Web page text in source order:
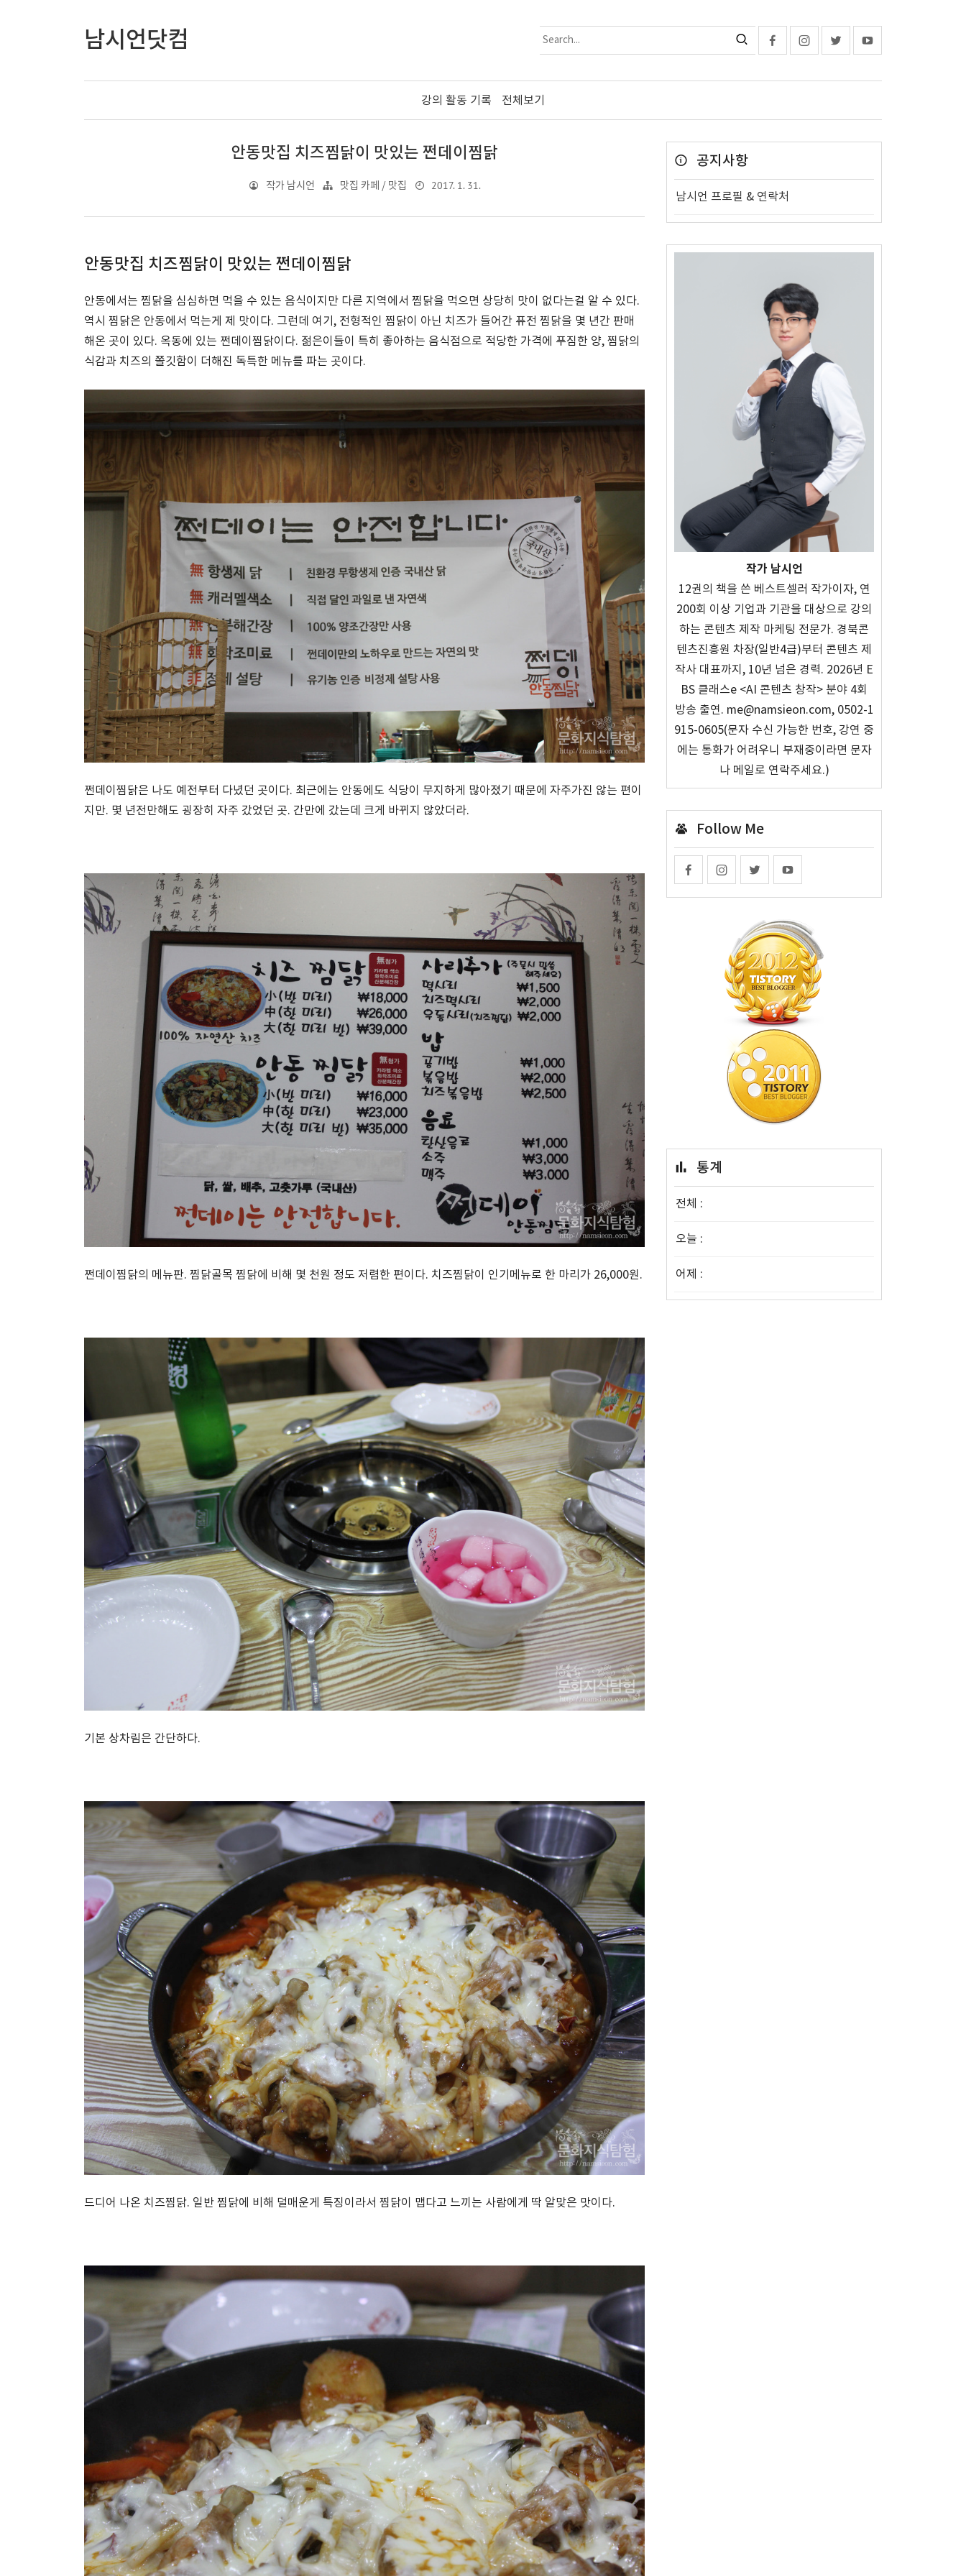
남시언닷컴
강의 활동 기록 전체보기
안동맛집 치즈찜닭이 맛있는 쩐데이찜닭
작가 남시언 맛집 카페 / 맛집 2017. 1. 31.
안동맛집 치즈찜닭이 맛있는 쩐데이찜닭
안동에서는 찜닭을 심심하면 먹을 수 있는 음식이지만 다른 지역에서 찜닭을 먹으면 상당히 맛이 없다는걸 알 수 있다.
역시 찜닭은 안동에서 먹는게 제 맛이다. 그런데 여기, 전형적인 찜닭이 아닌 치즈가 들어간 퓨전 찜닭을 몇 년간 판매
해온 곳이 있다. 옥동에 있는 쩐데이찜닭이다. 젊은이들이 특히 좋아하는 음식점으로 적당한 가격에 푸짐한 양, 찜닭의
식감과 치즈의 쫄깃함이 더해진 독특한 메뉴를 파는 곳이다.
쩐데이찜닭은 나도 예전부터 다녔던 곳이다. 최근에는 안동에도 식당이 무지하게 많아졌기 때문에 자주가진 않는 편이
지만. 몇 년전만해도 굉장히 자주 갔었던 곳. 간만에 갔는데 크게 바뀌지 않았더라.
쩐데이찜닭의 메뉴판. 찜닭골목 찜닭에 비해 몇 천원 정도 저렴한 편이다. 치즈찜닭이 인기메뉴로 한 마리가 26,000원.
기본 상차림은 간단하다.
드디어 나온 치즈찜닭. 일반 찜닭에 비해 덜매운게 특징이라서 찜닭이 맵다고 느끼는 사람에게 딱 알맞은 맛이다.
공지사항
남시언 프로필 & 연락처
작가 남시언
12권의 책을 쓴 베스트셀러 작가이자, 연
200회 이상 기업과 기관을 대상으로 강의
하는 콘텐츠 제작 마케팅 전문가. 경북콘
텐츠진흥원 차장(일반4급)부터 콘텐츠 제
작사 대표까지, 10년 넘은 경력. 2026년 E
BS 클래스e <AI 콘텐츠 창작> 분야 4회
방송 출연. me@namsieon.com, 0502-1
915-0605(문자 수신 가능한 번호, 강연 중
에는 통화가 어려우니 부재중이라면 문자
나 메일로 연락주세요.)
Follow Me
통계
전체 :
오늘 :
어제 :